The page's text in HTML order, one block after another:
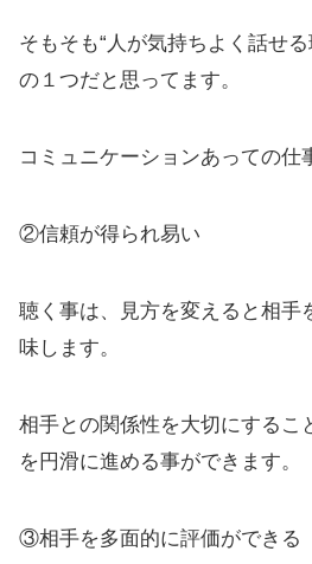
そもそも“人が気持ちよく話せ
の１つだと思ってます。
コミュニケーションあっての仕
②信頼が得られ易い
聴く事は、見方を変えると相手
味します。
相手との関係性を大切にするこ
を円滑に進める事ができます。
③相手を多面的に評価ができる